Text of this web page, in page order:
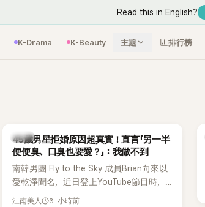
Read this in English?
K-Drama K-Beauty 主題 排行榜
韓星
45歲男星拒婚原因超真實！直言「另一半
便便臭、口臭也要愛？」：我做不到
南韓男團 Fly to the Sky 成員Brian向來以
愛乾淨聞名，近日登上YouTube節目時，
再度談到自己的婚姻觀，直言無法理解「連
江南美人 3 小時前